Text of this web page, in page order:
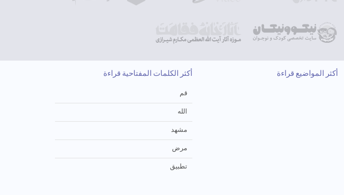
أكثر المواضيع قراءة أكثر الكلمات المفتاحية قراءة
قم
الله
مشهد
مرض
تطبيق